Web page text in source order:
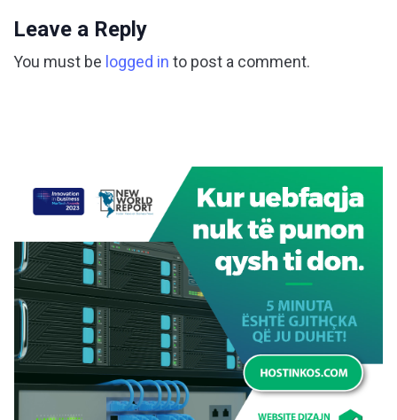
Leave a Reply
You must be logged in to post a comment.